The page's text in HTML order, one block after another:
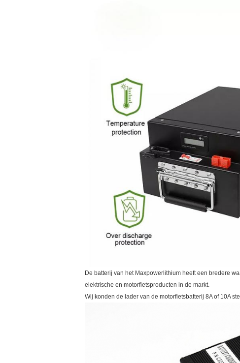
De batterij van het Maxpowerlithium heeft een bredere
elektrische en motorfietsproducten in de markt.
Wij konden de lader van de motorfietsbatterij 8A of 10A